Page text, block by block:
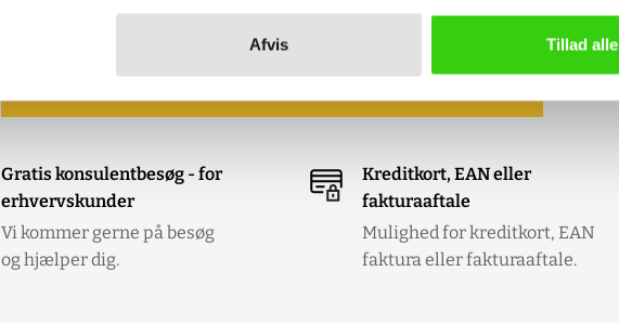
Afvis Tillad alle
produkter?
Book et møde - så kommer vi til dig!
Klik her og aftal dit møde
Gratis konsulentbesøg - for
erhvervskunder
Vi kommer gerne på besøg
og hjælper dig.
Kreditkort, EAN eller
fakturaaftale
Mulighed for kreditkort, EAN
faktura eller fakturaaftale.